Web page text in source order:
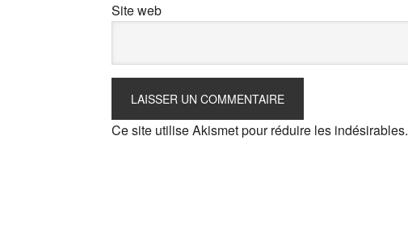
Site web
Ce site utilise Akismet pour réduire les indésirables.